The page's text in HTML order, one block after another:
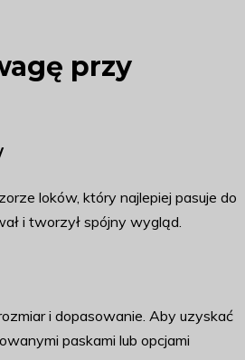
przy
loków, który najlepiej pasuje do
i tworzył spójny wygląd.
i dopasowanie. Aby uzyskać
paskami lub opcjami